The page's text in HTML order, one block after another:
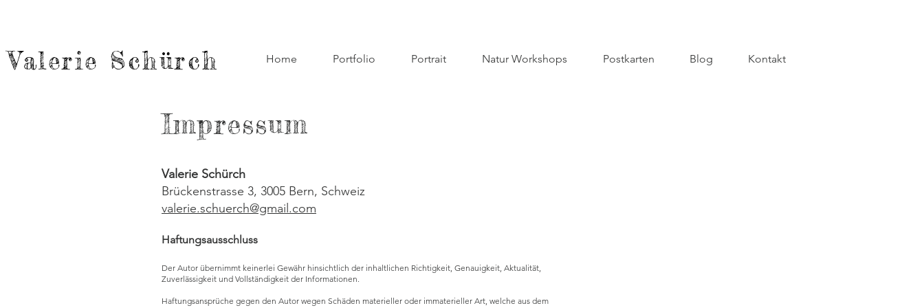
Home Portfolio Portrait Natur Workshops Postkarten Blog Kontakt
Impressum
Valerie Schürch
Brückenstrasse 3, 3005 Bern, Schweiz
valerie.schuerch@gmail.com
Haftungsausschluss
Der Autor übernimmt keinerlei Gewähr hinsichtlich der inhaltlichen Richtigkeit, Genauigkeit, Aktualität,
Zuverlässigkeit und Vollständigkeit der Informationen.
Haftungsansprüche gegen den Autor wegen Schäden materieller oder immaterieller Art, welche aus dem
Valerie Schürch